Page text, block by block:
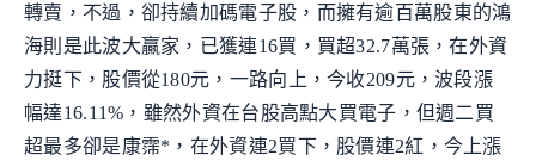
轉賣，不過，卻持續加碼電子股，而擁有逾百萬股東的鴻
海則是此波大贏家，已獲連16買，買超32.7萬張，在外資
力挺下，股價從180元，一路向上，今收209元，波段漲
幅達16.11%，雖然外資在台股高點大買電子，但週二買
超最多卻是康霈*，在外資連2買下，股價連2紅，今上漲